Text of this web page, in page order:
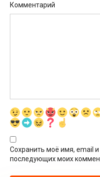
Комментарий
Сохранить моё имя, email
последующих моих